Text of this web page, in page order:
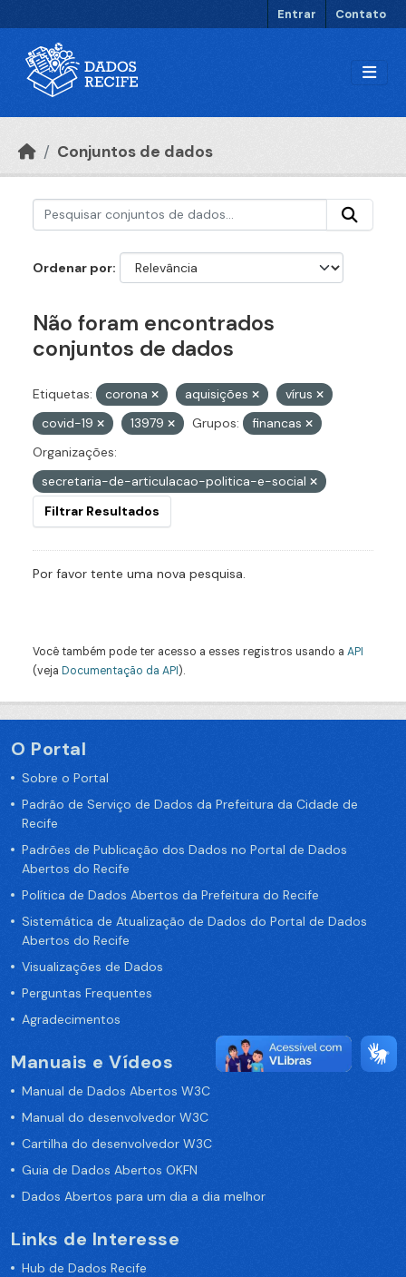
Entrar Contato
Conjuntos de dados
Ordenar por
Não foram encontrados
conjuntos de dados
Etiquetas: corona aquisições
vírus
covid-19
13979 Grupos:
financas
Organizações:
secretaria-de-articulacao-politica-e-social
Filtrar Resultados
Por favor tente uma nova pesquisa.
Você também pode ter acesso a esses registros usando a API
(veja Documentação da API).
O Portal
Sobre o Portal
Padrão de Serviço de Dados da Prefeitura da Cidade de
Recife
Padrões de Publicação dos Dados no Portal de Dados
Abertos do Recife
Política de Dados Abertos da Prefeitura do Recife
Sistemática de Atualização de Dados do Portal de Dados
Abertos do Recife
Visualizações de Dados
Perguntas Frequentes
Agradecimentos
Manuais e Vídeos
Manual de Dados Abertos W3C
Manual do desenvolvedor W3C
Cartilha do desenvolvedor W3C
Guia de Dados Abertos OKFN
Dados Abertos para um dia a dia melhor
Links de Interesse
Hub de Dados Recife